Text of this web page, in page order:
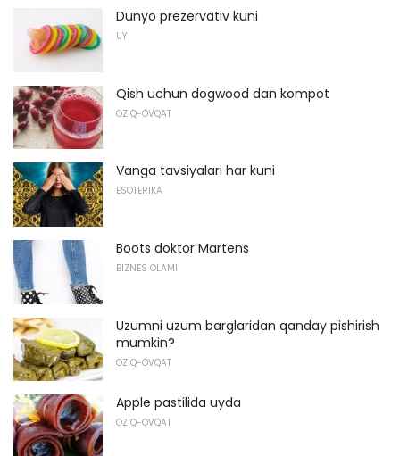
Dunyo prezervativ kuni
UY
Qish uchun dogwood dan kompot
OZIQ-OVQAT
Vanga tavsiyalari har kuni
ESOTERIKA
Boots doktor Martens
BIZNES OLAMI
Uzumni uzum barglaridan qanday pishirish
mumkin?
OZIQ-OVQAT
Apple pastilida uyda
OZIQ-OVQAT